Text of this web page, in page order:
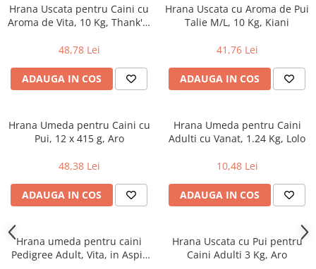
Solutie curatat mobila
Solutie curatat podele
Solutie curatat geamuri
Solutie curatat covoare
accesorii
Odorizant camera
Organizare si depozitare
Cutii depozitare
Umerase pentru haine si suporturi
Organizatoare imbracaminte si
incaltaminte
Pasta de dinti
Produse manichiura & pedichiura
Dizolvante si tratamente pentru
unghii
Luciu si balsam de buze
Produse dezinfectante
Alcool sanitar
Consumabile sanitare
Uniforme medicale de unica
Hrana Uscata pentru Caini cu
Aroma de Vita, 10 Kg, Thank'Q
48,78 Lei
ADAUGA IN COS
Hrana Uscata cu Aroma de Pui
Talie M/L, 10 Kg, Kiani
41,76 Lei
ADAUGA IN COS
Hrana Umeda pentru Caini cu
Pui, 12 x 415 g, Aro
48,38 Lei
ADAUGA IN COS
Hrana Umeda pentru Caini
Adulti cu Vanat, 1.24 Kg, Lolo
10,48 Lei
ADAUGA IN COS
Hrana umeda pentru caini
Pedigree Adult, Vita, in Aspic
Hrana Uscata cu Pui pentru
Caini Adulti 3 Kg, Aro